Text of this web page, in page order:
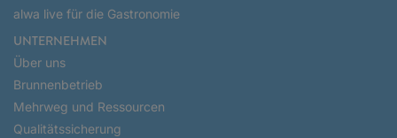
alwa live für die Gastronomie
UNTERNEHMEN
Über uns
Brunnenbetrieb
Mehrweg und Ressourcen
Qualitätssicherung